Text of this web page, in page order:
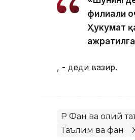
филиали
Ҳукумат
, - деди вазир.
ҚР Фан ва олий
Таълим ва фан